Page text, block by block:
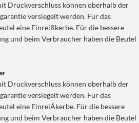
Druckverschluss können oberhalb der
versiegelt werden. Für das
eine Einreißkerbe. Für die bessere
und beim Verbraucher haben die Beutel
Druckverschluss können oberhalb der
versiegelt werden. Für das
eine EinreiÃkerbe. Für die bessere
und beim Verbraucher haben die Beutel